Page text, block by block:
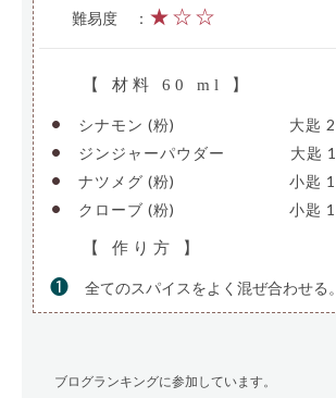
難易度
： ★☆☆
【 材料 60 ml 】
• シナモン (粉) 大匙 2
• ジンジャーパウダー 大匙 1
• ナツメグ (粉) 小匙 1
• クローブ (粉) 小匙 1
【 作り方 】
❶ 全てのスパイスをよく混ぜ合わせる。
ブログランキングに参加しています。